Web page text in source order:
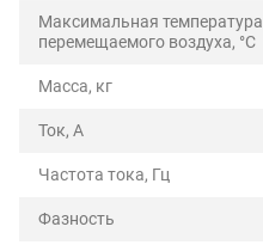
Максимальная температура
перемещаемого воздуха, °C
Масса, кг
Ток, А
Частота тока, Гц
Фазность